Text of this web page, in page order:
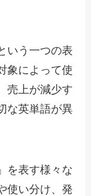
いう一つの表
象によって使
売上が減少す
な英単語が異
を表す様々な
使い分け、発